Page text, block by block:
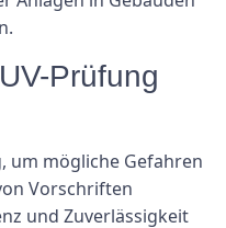
Prüfung
um mögliche Gefahren
Vorschriften
und Zuverlässigkeit